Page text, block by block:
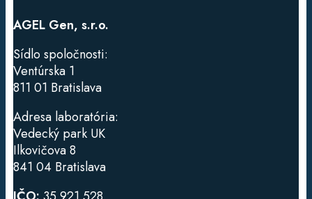
AGEL Gen, s.r.o.
Sídlo spoločnosti:
Ventúrska 1
811 01 Bratislava
Adresa laboratória:
Vedecký park UK
Ilkovičova 8
841 04 Bratislava